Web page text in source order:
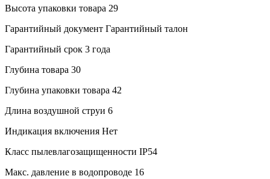
Высота упаковки товара 29
Гарантийный документ Гарантийный талон
Гарантийный срок 3 года
Глубина товара 30
Глубина упаковки товара 42
Длина воздушной струи 6
Индикация включения Нет
Класс пылевлагозащищенности IP54
Макс. давление в водопроводе 16